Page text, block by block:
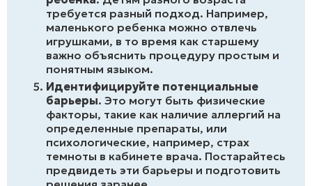
требуется разный подход. Например,
маленького ребенка можно отвлечь
игрушками, в то время как старшему
важно объяснить процедуру простым и
понятным языком.
Идентифицируйте потенциальные
барьеры. Это могут быть физические
факторы, такие как наличие аллергий на
определенные препараты, или
психологические, например, страх
темноты в кабинете врача. Постарайтесь
предвидеть эти барьеры и подготовить